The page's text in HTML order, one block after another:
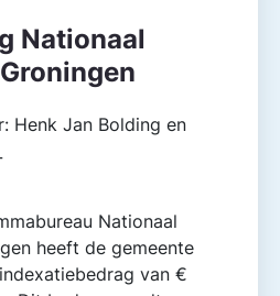
Nationaal
Henk Jan Bolding en
Nationaal
heeft de gemeente
van €